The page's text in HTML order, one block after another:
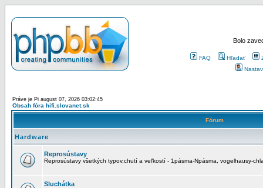
Bolo
FAQ Hľadať
Práve je Pi august 07, 2026 03:02:45
Obsah fóra hifi.slovanet.sk
Fórum
Hardware
Reprosústavy
Reprosústavy všetkých typov,chutí a veľkostí - 1pásma-Npásma, vogelhausy-
Sluchátka